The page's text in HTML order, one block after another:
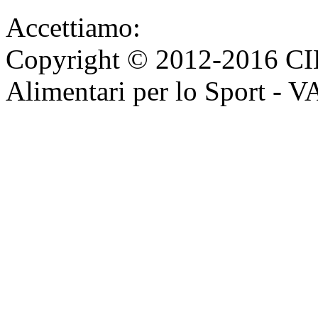
Accettiamo:
Copyright © 2012-2016
Alimentari per lo Sport -